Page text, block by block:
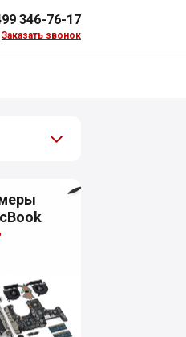
346-76-17
Заказать звонок